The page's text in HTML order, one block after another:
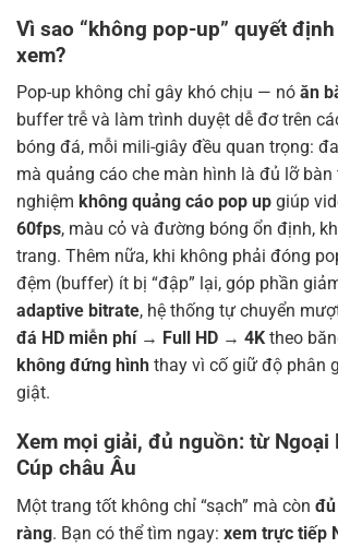
Vì sao “không pop-up” quyết
xem?
Pop-up không chỉ gây khó chịu — nó ăn
buffer trễ và làm trình duyệt dễ đơ trên
bóng đá, mỗi mili-giây đều quan trọng:
mà quảng cáo che màn hình là đủ lỡ bàn
nghiệm không quảng cáo pop up giúp
60fps, màu cỏ và đường bóng ổn định,
trang. Thêm nữa, khi không phải đóng
đệm (buffer) ít bị “đập” lại, góp phần
adaptive bitrate, hệ thống tự chuyển
đá HD miễn phí→ Full HD → 4K theo
không đứng hình thay vì cố giữ độ phân
giật.
Xem mọi giải, đủ nguồn: từ Ngoại
Cúp châu Âu
Một trang tốt không chỉ “sạch” mà còn
ràng. Bạn có thể tìm ngay: xem trực tiếp